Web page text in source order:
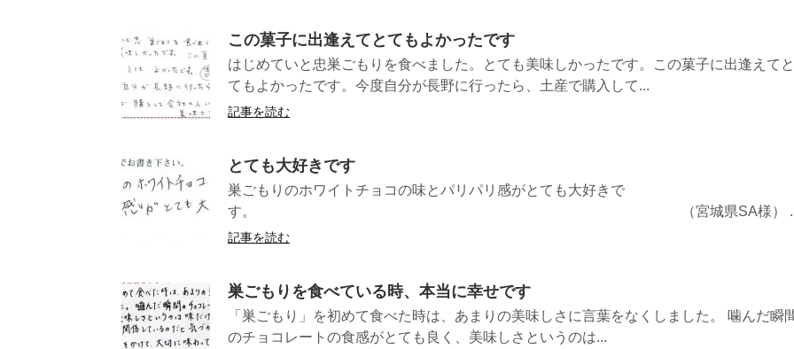
この菓子に出逢えてとてもよかったです
はじめていと忠巣ごもりを食べました。とても美味しかったです。この菓子に出逢えてと
てもよかったです。今度自分が長野に行ったら、土産で購入して...
記事を読む
とても大好きです
巣ごもりのホワイトチョコの味とパリパリ感がとても大好きで
す。 （宮城県SA様）
記事を読む
巣ごもりを食べている時、本当に幸せです
「巣ごもり」を初めて食べた時は、あまりの美味しさに言葉をなくしました。 噛んだ瞬
のチョコレートの食感がとても良く、美味しさというのは...